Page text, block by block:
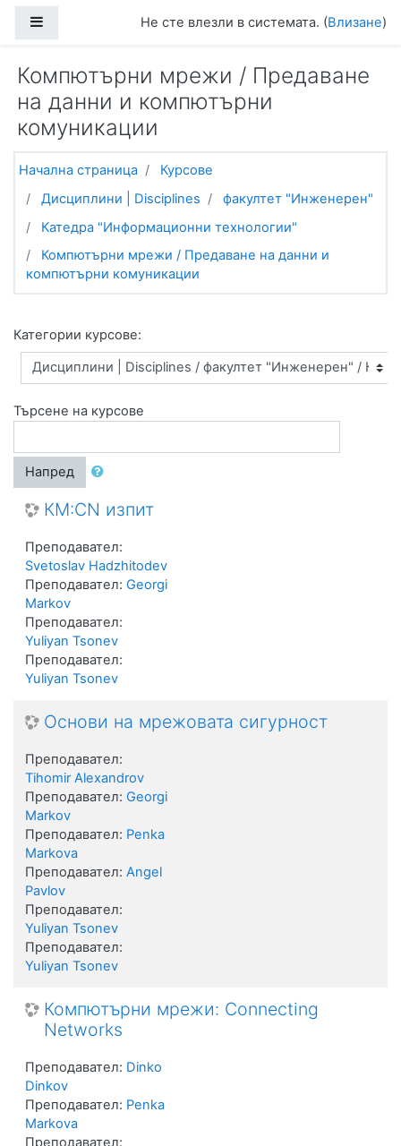
Страничен панелНе сте влезли в системата. (Влизане)
Компютърни мрежи / Предаване
на данни и компютърни
комуникации
Начална страница
Курсове
Дисциплини | Disciplines
факултет "Инженерен"
Катедра "Информационни технологии"
Компютърни мрежи / Предаване на данни и
компютърни комуникации
Категории курсове:
Търсене на курсове
Напред
КМ:CN изпит
Преподавател:
Svetoslav Hadzhitodev
Преподавател: Georgi
Markov
Преподавател:
Yuliyan Tsonev
Преподавател:
Yuliyan Tsonev
Основи на мрежовата сигурност
Преподавател:
Tihomir Alexandrov
Преподавател: Georgi
Markov
Преподавател: Penka
Markova
Преподавател: Angel
Pavlov
Преподавател:
Yuliyan Tsonev
Преподавател:
Yuliyan Tsonev
Компютърни мрежи: Connecting
Networks
Преподавател: Dinko
Dinkov
Преподавател: Penka
Markova
Преподавател: